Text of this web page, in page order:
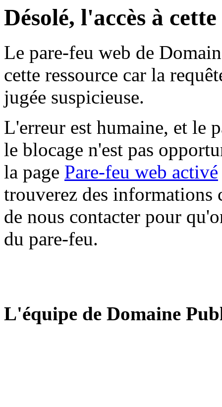
Désolé, l'accès à
Le pare-feu web de
cette ressource car la
jugée suspicieuse.
L'erreur est humaine, et le
le blocage n'est pas
la page Pare-feu web activé
trouverez des informations
de nous contacter pour
du pare-feu.
L'équipe de Domaine